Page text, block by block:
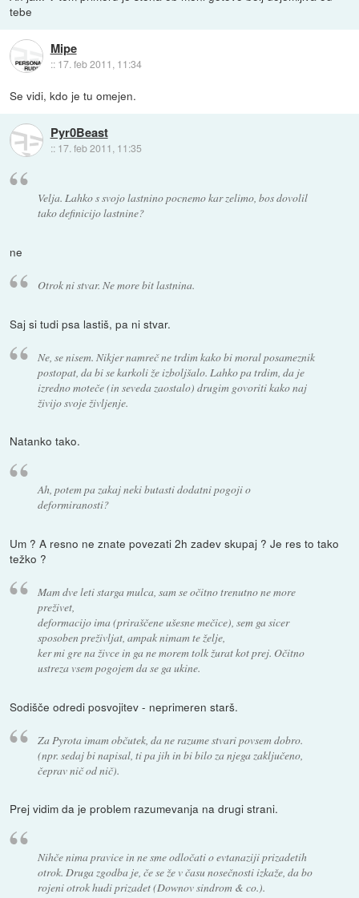
tebe
Mipe
:: 17. feb 2011, 11:34
Se vidi, kdo je tu omejen.
Pyr0Beast
:: 17. feb 2011, 11:35
Velja. Lahko s svojo lastnino pocnemo kar zelimo, bos dovolil
tako definicijo lastnine?
ne
Otrok ni stvar. Ne more bit lastnina.
Saj si tudi psa lastiš, pa ni stvar.
Ne, se nisem. Nikjer namreč ne trdim kako bi moral posameznik
postopat, da bi se karkoli že izboljšalo. Lahko pa trdim, da je
izredno moteče (in seveda zaostalo) drugim govoriti kako naj
živijo svoje življenje.
Natanko tako.
Ah, potem pa zakaj neki butasti dodatni pogoji o
deformiranosti?
Um ? A resno ne znate povezati 2h zadev skupaj ? Je res to tako
težko ?
Mam dve leti starga mulca, sam se očitno trenutno ne more
preživet,
deformacijo ima (priraščene ušesne mečice), sem ga sicer
sposoben preživljat, ampak nimam te želje,
ker mi gre na živce in ga ne morem tolk žurat kot prej. Očitno
ustreza vsem pogojem da se ga ukine.
Sodišče odredi posvojitev - neprimeren starš.
Za Pyrota imam občutek, da ne razume stvari povsem dobro.
(npr. sedaj bi napisal, ti pa jih in bi bilo za njega zaključeno,
čeprav nič od nič).
Prej vidim da je problem razumevanja na drugi strani.
Nihče nima pravice in ne sme odločati o evtanaziji prizadetih
otrok. Druga zgodba je, če se že v času nosečnosti izkaže, da bo
rojeni otrok hudi prizadet (Downov sindrom & co.).